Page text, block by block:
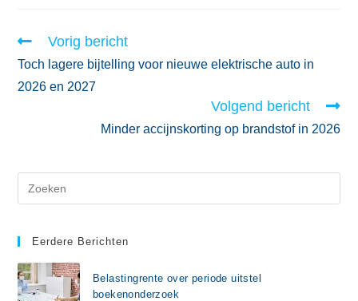
Vorig bericht
Toch lagere bijtelling voor nieuwe elektrische auto in
2026 en 2027
Volgend bericht
Minder accijnskorting op brandstof in 2026
Eerdere Berichten
Belastingrente over periode uitstel
boekenonderzoek